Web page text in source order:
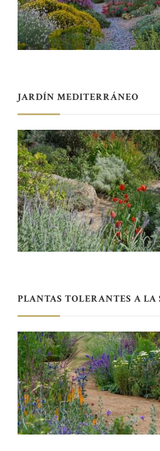
JARDÍN MEDITERRÁNEO
PLANTAS TOLERANTES A LA